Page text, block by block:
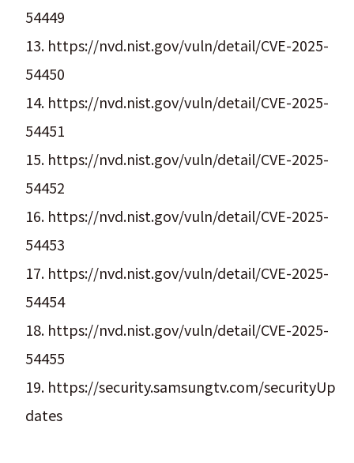
54449
13. https://nvd.nist.gov/vuln/detail/CVE-2025-
54450
14. https://nvd.nist.gov/vuln/detail/CVE-2025-
54451
15. https://nvd.nist.gov/vuln/detail/CVE-2025-
54452
16. https://nvd.nist.gov/vuln/detail/CVE-2025-
54453
17. https://nvd.nist.gov/vuln/detail/CVE-2025-
54454
18. https://nvd.nist.gov/vuln/detail/CVE-2025-
54455
19. https://security.samsungtv.com/securityUp
dates